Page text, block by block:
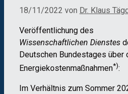
18/11/2022 von Dr. Klaus
Veröffentlichung des
Wissenschaftlichen Dienstes
Deutschen Bundestages über
Energiekostenmaßnahmen*):
Im Verhältnis zum Sommer